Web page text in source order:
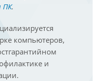
ПК.
компьютеров,
и